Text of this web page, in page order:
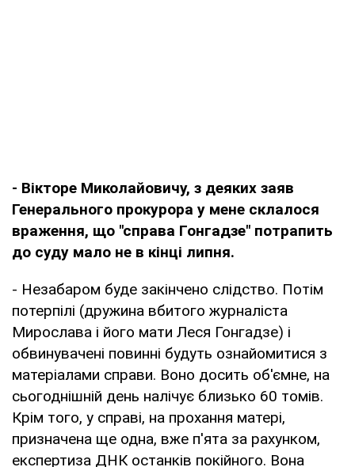
- Вікторе Миколайовичу, з деяких заяв
Генерального прокурора у мене склалося
враження, що "справа Гонгадзе" потрапить
до суду мало не в кінці липня.
- Незабаром буде закінчено слідство. Потім
потерпілі (дружина вбитого журналіста
Мирослава і його мати Леся Гонгадзе) і
обвинувачені повинні будуть ознайомитися з
матеріалами справи. Воно досить об'ємне, на
сьогоднішній день налічує близько 60 томів.
Крім того, у справі, на прохання матері,
призначена ще одна, вже п'ята за рахунком,
експертиза ДНК останків покійного. Вона